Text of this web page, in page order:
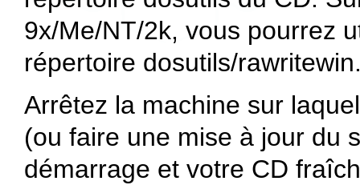
9x/Me/NT/2k, vous pourrez
répertoire dosutils/rawritewin
Arrêtez la machine sur
(ou faire une mise à jour du
démarrage et votre CD